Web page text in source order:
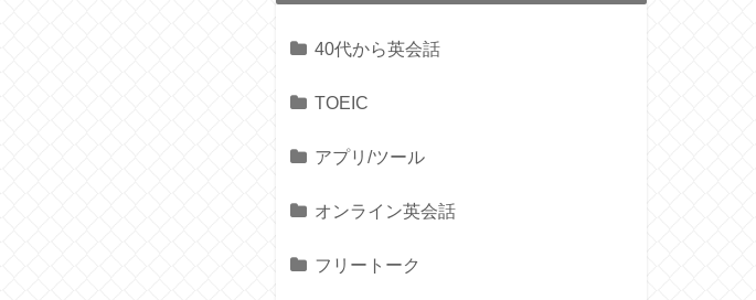
40代から英会話
TOEIC
アプリ/ツール
オンライン英会話
フリートーク